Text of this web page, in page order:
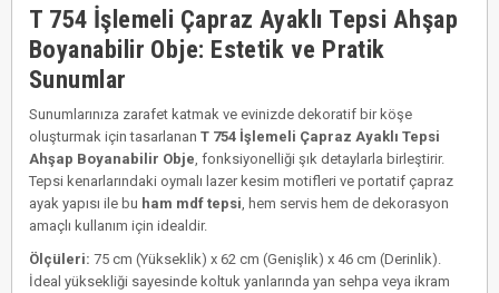
T 754 İşlemeli Çapraz Ayaklı Tepsi Ahşap
Boyanabilir Obje: Estetik ve Pratik
Sunumlar
Sunumlarınıza zarafet katmak ve evinizde dekoratif bir köşe
oluşturmak için tasarlanan T 754 İşlemeli Çapraz Ayaklı Tepsi
Ahşap Boyanabilir Obje , fonksiyonelliği şık detaylarla birleştirir.
Tepsi kenarlarındaki oymalı lazer kesim motifleri ve portatif çapraz
ayak yapısı ile bu ham mdf tepsi , hem servis hem de dekorasyon
amaçlı kullanım için idealdir.
Ölçüleri: 75 cm (Yükseklik) x 62 cm (Genişlik) x 46 cm (Derinlik).
İdeal yüksekliği sayesinde koltuk yanlarında yan sehpa veya ikram